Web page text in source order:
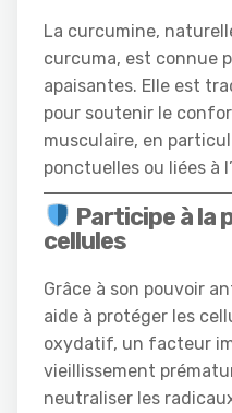
La curcumine,
curcuma, est connue
apaisantes. Elle est
pour soutenir le
musculaire, en
ponctuelles ou liées à
Participe à la
cellules
Grâce à son pouvoir
aide à protéger les
oxydatif, un facteur
vieillissement
neutraliser les